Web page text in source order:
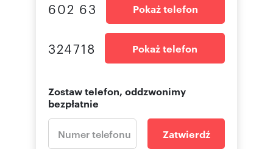
602 63 Pokaż telefon
324718 Pokaż telefon
Zostaw telefon, oddzwonimy
bezpłatnie
Zatwierdź